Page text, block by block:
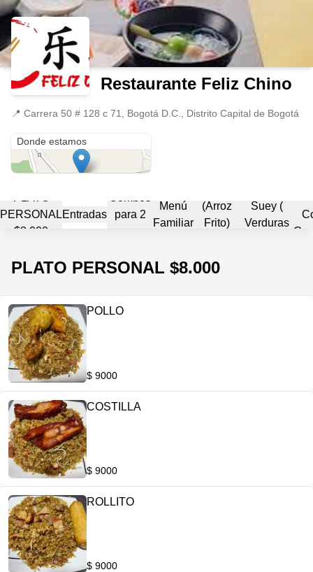
Restaurante Feliz Chino
📍 Carrera 50 # 128 c 71, Bogotá D.C., Distrito Capital de Bogotá
Donde estamos
PERSONAL
$8.000
Entradas
para 2
Menú
Familiar
(Arroz
Frito)
Suey (
Verduras
PLATO PERSONAL $8.000
POLLO
$ 9000
COSTILLA
$ 9000
ROLLITO
$ 9000